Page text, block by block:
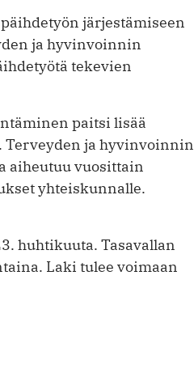
järjestämiseen
ja hyvinvoinnin
tekevien
paitsi lisää
Terveyden ja hyvinvoinnin
aiheutuu vuosittain
yhteiskunnalle.
huhtikuuta. Tasavallan
Laki tulee voimaan